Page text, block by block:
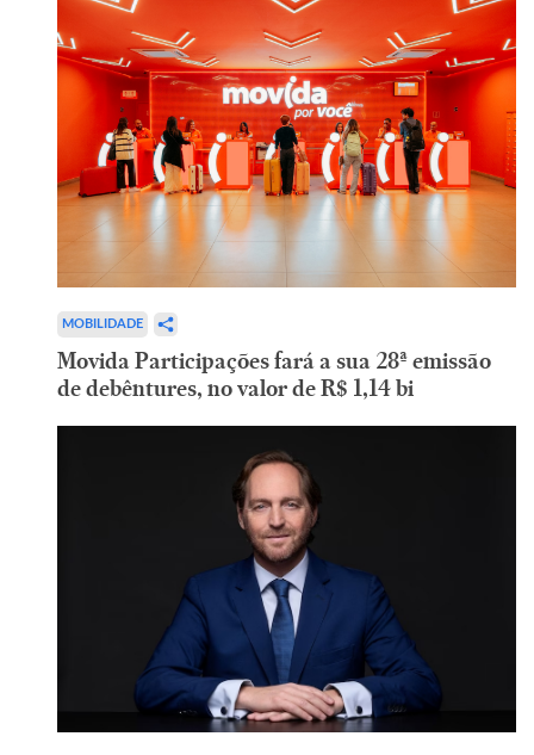
MOBILIDADE
Movida Participações fará a sua 28ª emissão
de debêntures, no valor de R$ 1,14 bi